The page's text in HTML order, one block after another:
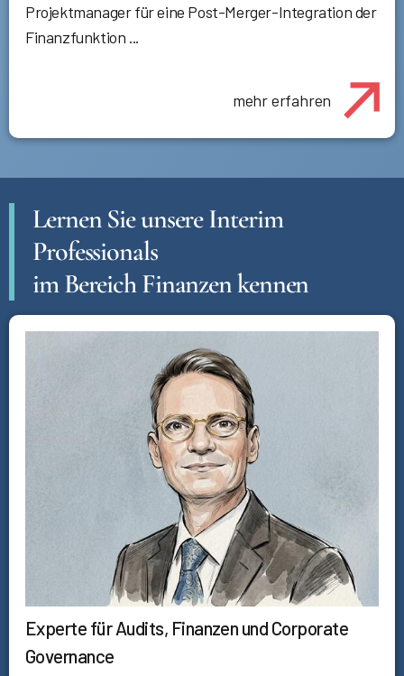
Projektmanager für eine Post-Merger-Integration der
Finanzfunktion ...
mehr erfahren
Lernen Sie unsere Interim
Professionals
im Bereich Finanzen kennen
Experte für Audits, Finanzen und Corporate
Governance